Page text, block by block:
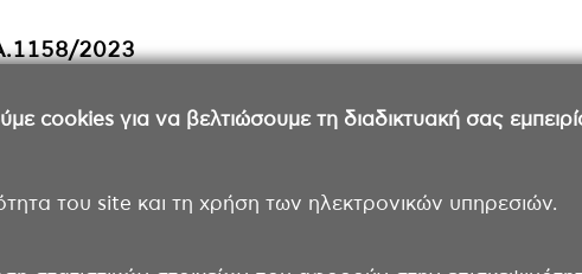
cookies για να βελτιώσουμε τη διαδικτυακή σας
του site και τη χρήση των ηλεκτρονικών υπηρεσιών.
2023